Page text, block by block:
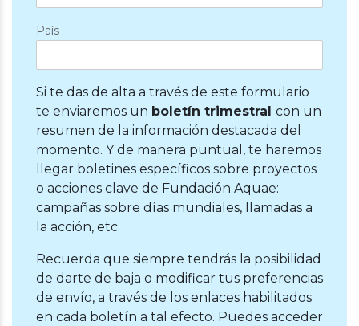
País
Si te das de alta a través de este formulario
te enviaremos un boletín trimestral con un
resumen de la información destacada del
momento. Y de manera puntual, te haremos
llegar boletines específicos sobre proyectos
o acciones clave de Fundación Aquae:
campañas sobre días mundiales, llamadas a
la acción, etc.
Recuerda que siempre tendrás la posibilidad
de darte de baja o modificar tus preferencias
de envío, a través de los enlaces habilitados
en cada boletín a tal efecto. Puedes acceder